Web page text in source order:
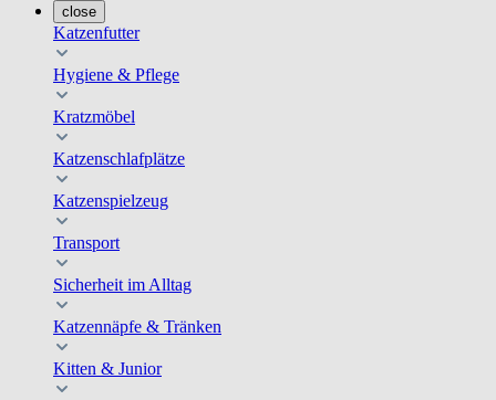
close
Katzenfutter
Hygiene & Pflege
Kratzmöbel
Katzenschlafplätze
Katzenspielzeug
Transport
Sicherheit im Alltag
Katzennäpfe & Tränken
Kitten & Junior